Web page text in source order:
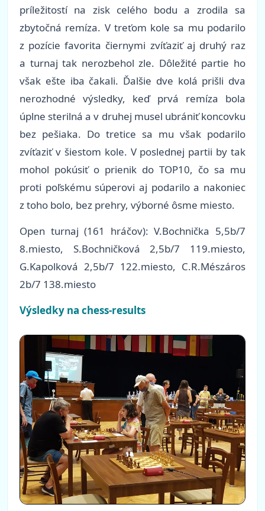
príležitostí na zisk celého bodu a zrodila sa
zbytočná remíza. V treťom kole sa mu podarilo
z pozície favorita čiernymi zvíťaziť aj druhý raz
a turnaj tak nerozbehol zle. Dôležité partie ho
však ešte iba čakali. Ďalšie dve kolá prišli dva
nerozhodné výsledky, keď prvá remíza bola
úplne sterilná a v druhej musel ubrániť koncovku
bez pešiaka. Do tretice sa mu však podarilo
zvíťaziť v šiestom kole. V poslednej partii by tak
mohol pokúsiť o prienik do TOP10, čo sa mu
proti poľskému súperovi aj podarilo a nakoniec
z toho bolo, bez prehry, výborné ôsme miesto.
Open turnaj (161 hráčov): V.Bochnička 5,5b/7
8.miesto, S.Bochničková 2,5b/7 119.miesto,
G.Kapolková 2,5b/7 122.miesto, C.R.Mészáros
2b/7 138.miesto
Výsledky na chess-results